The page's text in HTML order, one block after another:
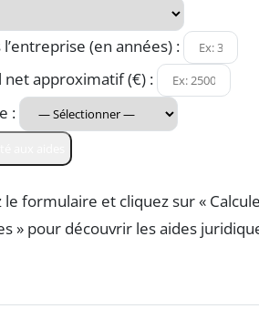
(en années) :
net approximatif (€) :
:
le formulaire et cliquez sur «
» pour découvrir les aides